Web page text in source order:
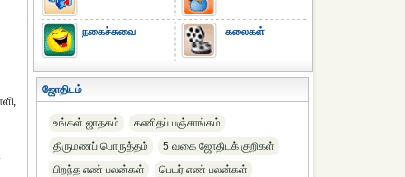
நகைச்சுவை கலைகள்
ஜோதிடம்
உங்கள் ஜாதகம்
கணிதப் பஞ்சாங்கம்
திருமணப் பொருத்தம்
5 வகை ஜோதிடக் குறிகள்
பிறந்த எண் பலன்கள்
பெயர் எண் பலன்கள்